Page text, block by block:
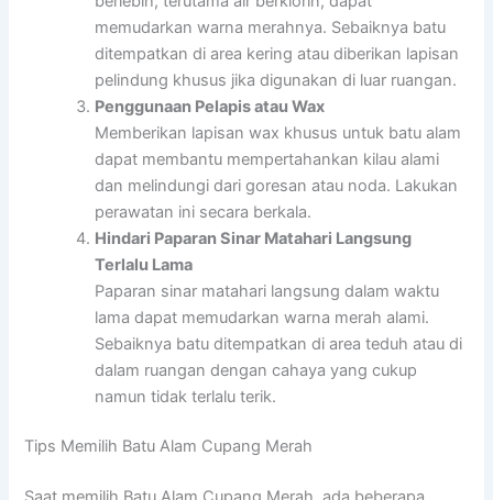
memudarkan warna merahnya. Sebaiknya batu
ditempatkan di area kering atau diberikan lapisan
pelindung khusus jika digunakan di luar ruangan.
Penggunaan Pelapis atau Wax
Memberikan lapisan wax khusus untuk batu alam
dapat membantu mempertahankan kilau alami
dan melindungi dari goresan atau noda. Lakukan
perawatan ini secara berkala.
Hindari Paparan Sinar Matahari Langsung
Terlalu Lama
Paparan sinar matahari langsung dalam waktu
lama dapat memudarkan warna merah alami.
Sebaiknya batu ditempatkan di area teduh atau di
dalam ruangan dengan cahaya yang cukup
namun tidak terlalu terik.
Tips Memilih Batu Alam Cupang Merah